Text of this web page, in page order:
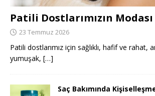
Patili Dostlarımızın Modası
23 Temmuz 2026
Patili dostlarımız için sağlıklı, hafif ve rahat,
yumuşak, […]
Saç Bakımında